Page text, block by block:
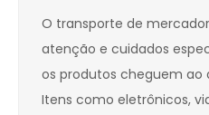
O transporte de
atenção e cuidados
os produtos cheguem ao
Itens como eletrônicos,